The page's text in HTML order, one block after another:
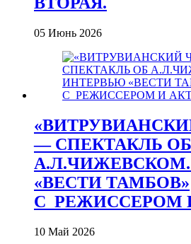
05 Июнь 2026
— СПЕКТАКЛЬ ОБ
«ВЕСТИ ТАМБОВ»
С_РЕЖИССЕРОМ
10 Май 2026